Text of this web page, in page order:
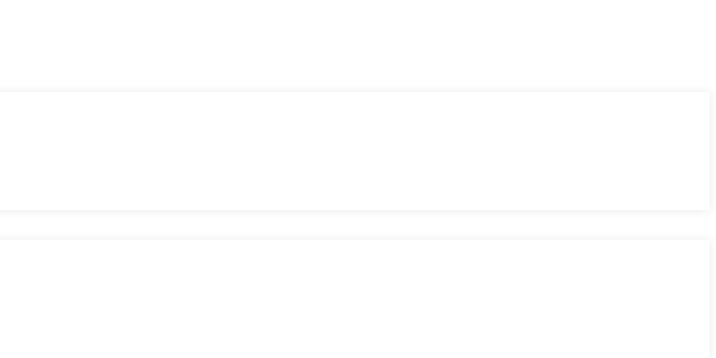
sans complications.
du marché.
des plateformes et des dApps.